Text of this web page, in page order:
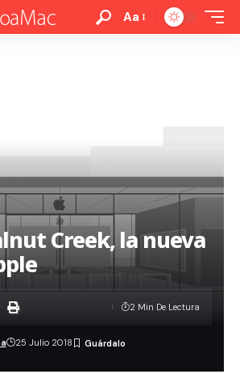
Aa
Creek, la nueva
25 Julio 2018
2 Min De Lectura